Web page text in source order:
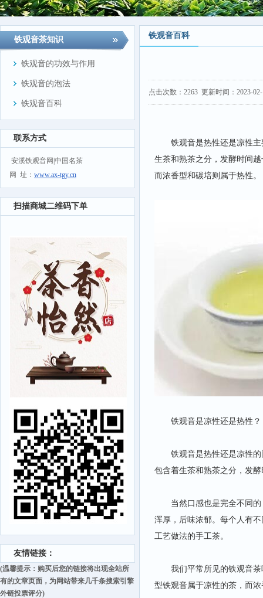
铁观音茶知识
铁观音的功效与作用
铁观音的泡法
铁观音百科
联系方式
安溪铁观音网|中国名茶
网 址： www.ax-tgy.cn
扫描商城二维码下单
友情链接：
(温馨提示：购买后您的链接将出现全站所
有的文章页面，为网站带来几千条搜索引擎
外链投票评分)
铁观音百科
点击次数： 2263 更新时间：2023-
铁观音是热性还是凉性主
生茶和熟茶之分，发酵时间
而浓香型和碳培则属于热性。
铁观音是凉性还是热性？
铁观音是热性还是凉性的
包含着生茶和熟茶之分，发
当然口感也是完全不同的
浑厚，后味浓郁。每个人有
工艺做法的手工茶。
我们平常所见的铁观音茶
型铁观音属于凉性的茶，而